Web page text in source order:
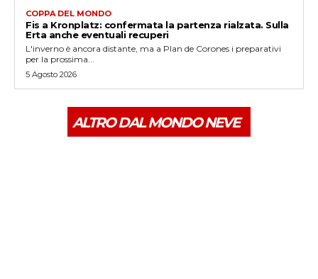
COPPA DEL MONDO
Fis a Kronplatz: confermata la partenza rialzata. Sulla
Erta anche eventuali recuperi
L'inverno è ancora distante, ma a Plan de Corones i preparativi
per la prossima...
5 Agosto 2026
ALTRO DAL MONDO NEVE